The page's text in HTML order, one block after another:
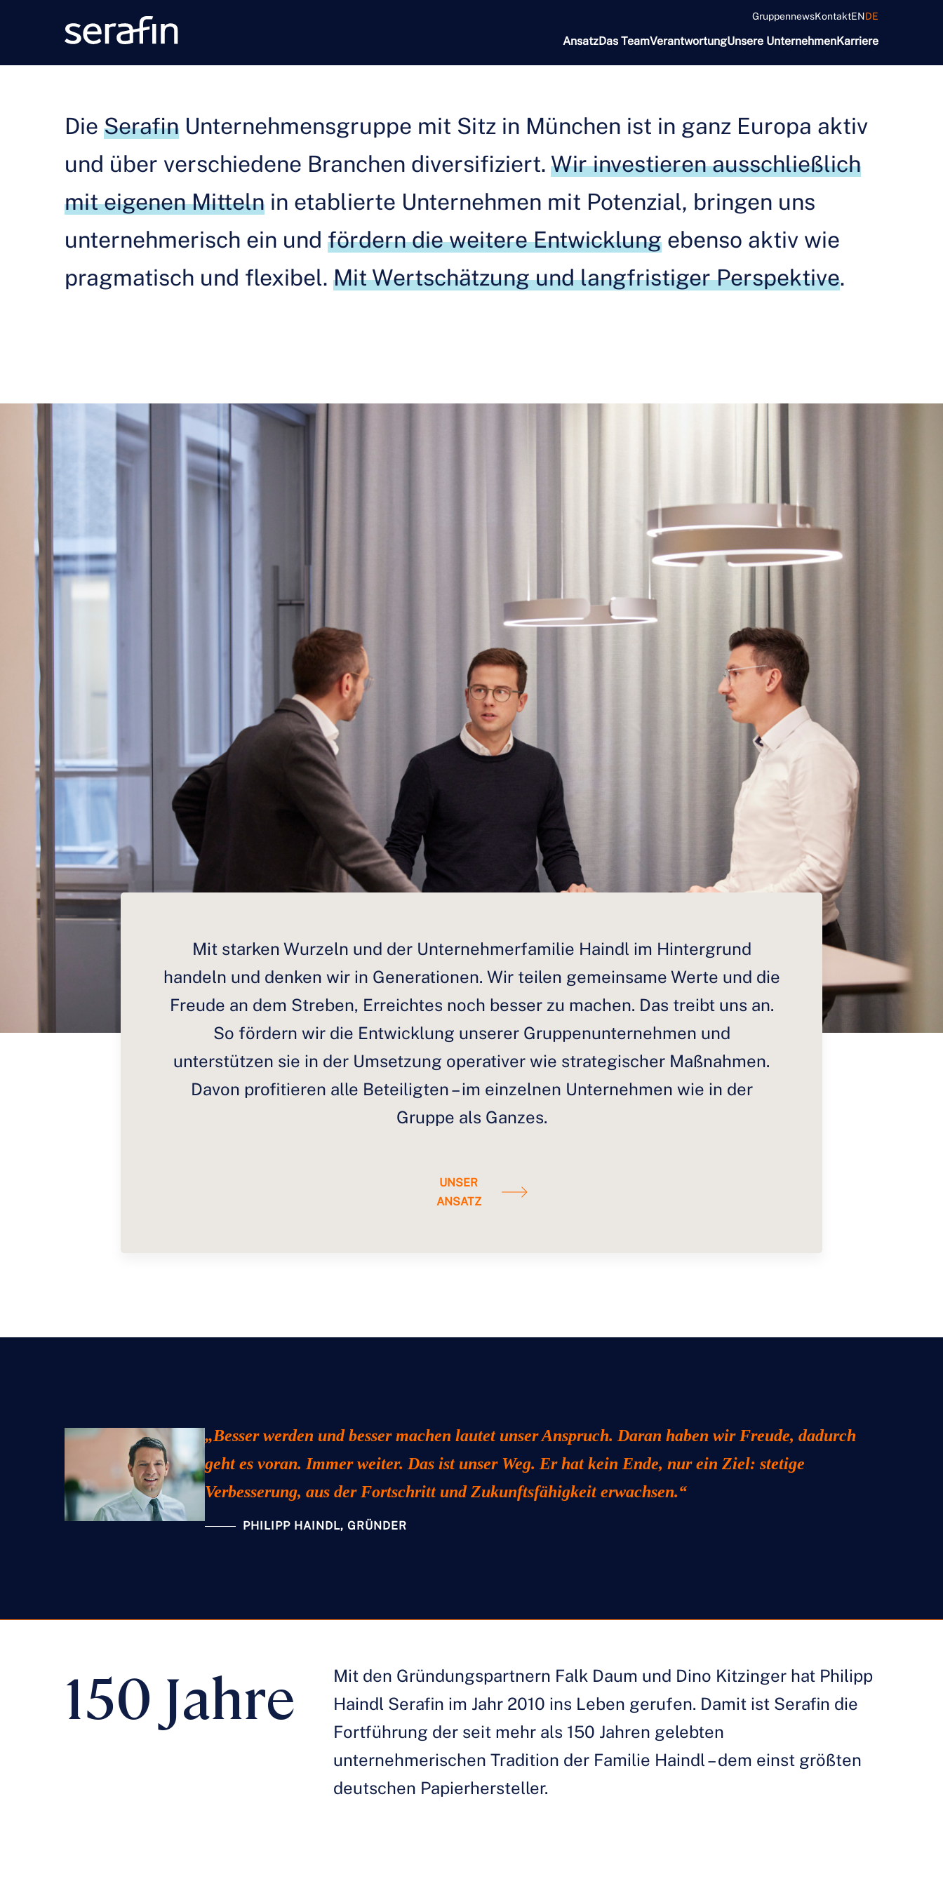
GruppennewsKontaktENDE
AnsatzDas TeamVerantwortungUnsere UnternehmenKarriere
Die Serafin Unternehmensgruppe mit Sitz in München ist in ganz Europa aktiv
und über verschiedene Branchen diversifiziert. Wir investieren ausschließlich
mit eigenen Mitteln in etablierte Unternehmen mit Potenzial, bringen uns
unternehmerisch ein und fördern die weitere Entwicklung ebenso aktiv wie
pragmatisch und flexibel. Mit Wertschätzung und langfristiger Perspektive.
Mit starken Wurzeln und der Unternehmerfamilie Haindl im Hintergrund
handeln und denken wir in Generationen. Wir teilen gemeinsame Werte und die
Freude an dem Streben, Erreichtes noch besser zu machen. Das treibt uns an.
So fördern wir die Entwicklung unserer Gruppenunternehmen und
unterstützen sie in der Umsetzung operativer wie strategischer Maßnahmen.
Davon profitieren alle Beteiligten – im einzelnen Unternehmen wie in der
Gruppe als Ganzes.
UNSER
ANSATZ
„Besser werden und besser machen lautet unser Anspruch. Daran haben wir Freude, dadurch
geht es voran. Immer weiter. Das ist unser Weg. Er hat kein Ende, nur ein Ziel: stetige
Verbesserung, aus der Fortschritt und Zukunftsfähigkeit erwachsen.“
PHILIPP HAINDL, GRÜNDER
150 Jahre
Mit den Gründungspartnern Falk Daum und Dino Kitzinger hat Philipp
Haindl Serafin im Jahr 2010 ins Leben gerufen. Damit ist Serafin die
Fortführung der seit mehr als 150 Jahren gelebten
unternehmerischen Tradition der Familie Haindl – dem einst größten
deutschen Papierhersteller.